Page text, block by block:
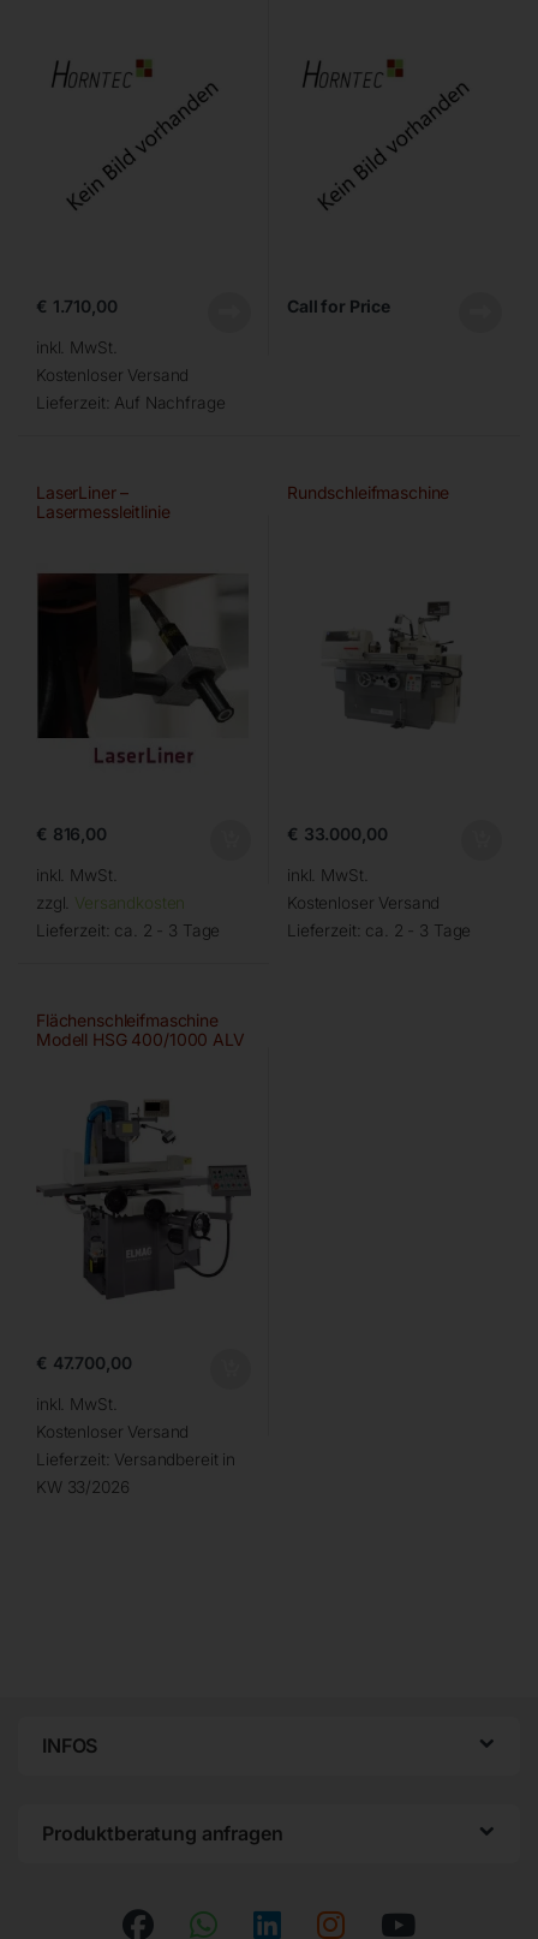
€ 1.710,00
inkl. MwSt.
Kostenloser Versand
Lieferzeit: Auf Nachfrage
Call for Price
LaserLiner –
Lasermessleitlinie
€ 816,00
inkl. MwSt.
zzgl. Versandkosten
Lieferzeit: ca. 2 - 3 Tage
Rundschleifmaschine
€ 33.000,00
inkl. MwSt.
Kostenloser Versand
Lieferzeit: ca. 2 - 3 Tage
Flächenschleifmaschine
Modell HSG 400/1000 ALV
€ 47.700,00
inkl. MwSt.
Kostenloser Versand
Lieferzeit: Versandbereit in
KW 33/2026
INFOS
Produktberatung anfragen